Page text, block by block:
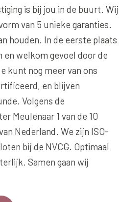
is bij jou in de buurt. Wij
van 5 unieke garanties.
houden. In de eerste plaats
en welkom gevoel door de
kunt nog meer van ons
en blijven
Volgens de
Meulenaar 1 van de 10
Nederland. We zijn ISO-
bij de NVCG. Optimaal
Samen gaan wij